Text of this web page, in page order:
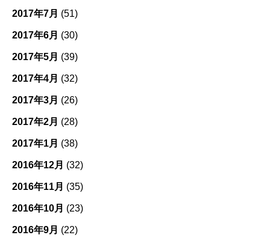
2017年7月 (51)
2017年6月 (30)
2017年5月 (39)
2017年4月 (32)
2017年3月 (26)
2017年2月 (28)
2017年1月 (38)
2016年12月 (32)
2016年11月 (35)
2016年10月 (23)
2016年9月 (22)